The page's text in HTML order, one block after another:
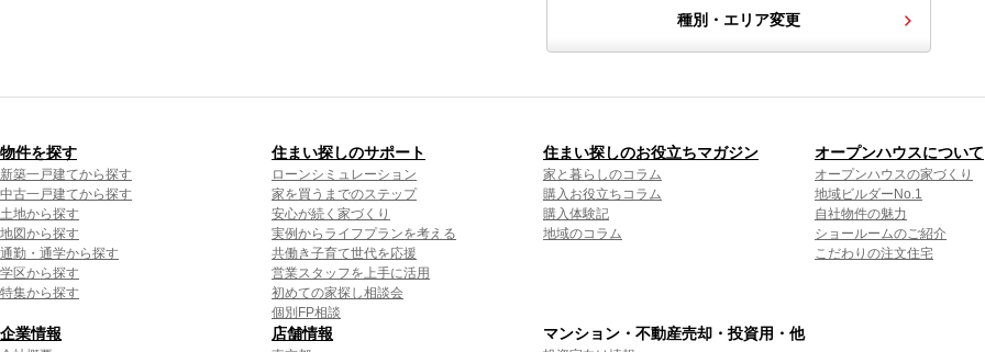
種別・エリア変更
物件を探す
新築一戸建てから探す
中古一戸建てから探す
土地から探す
地図から探す
通勤・通学から探す
学区から探す
特集から探す
住まい探しのサポート
ローンシミュレーション
家を買うまでのステップ
安心が続く家づくり
実例からライフプランを考える
共働き子育て世代を応援
営業スタッフを上手に活用
初めての家探し相談会
個別FP相談
住まい探しのお役立ちマガジン
家と暮らしのコラム
購入お役立ちコラム
購入体験記
地域のコラム
オープンハウスについて
オープンハウスの家づくり
地域ビルダーNo.1
自社物件の魅力
ショールームのご紹介
こだわりの注文住宅
企業情報 店舗情報 マンション・不動産売却・投資用・他